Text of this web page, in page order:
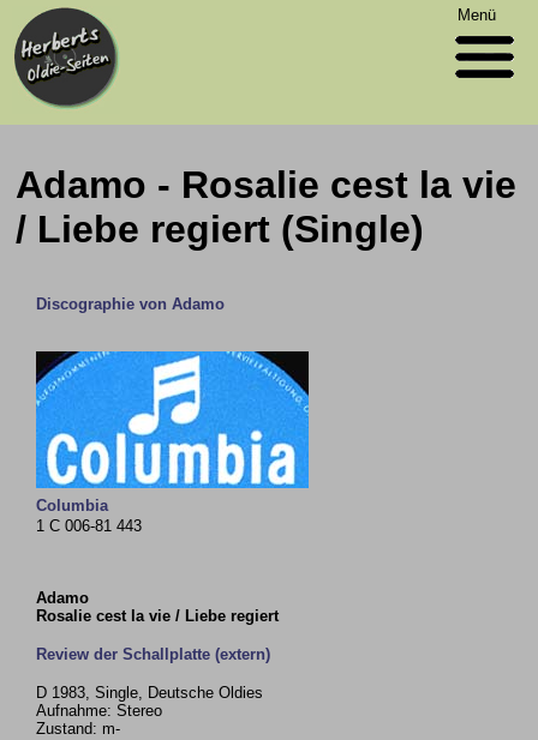
Menü
Adamo - Rosalie cest la vie
/ Liebe regiert (Single)
Discographie von Adamo
Columbia
1 C 006-81 443
Adamo
Rosalie cest la vie / Liebe regiert
Review der Schallplatte (extern)
D 1983, Single, Deutsche Oldies
Aufnahme: Stereo
Zustand: m-